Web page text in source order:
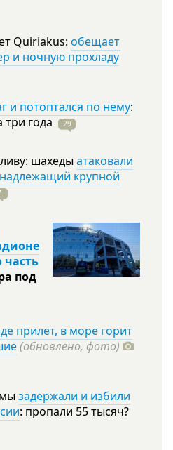
Quiriakus: обещает
и ночную прохладу
и потоптался по нему:
три года 29
шахеды атаковали
крупной
часть
под
прилет, в море горит
(обновлено, фото)
задержали и избили
: пропали 55тысяч?